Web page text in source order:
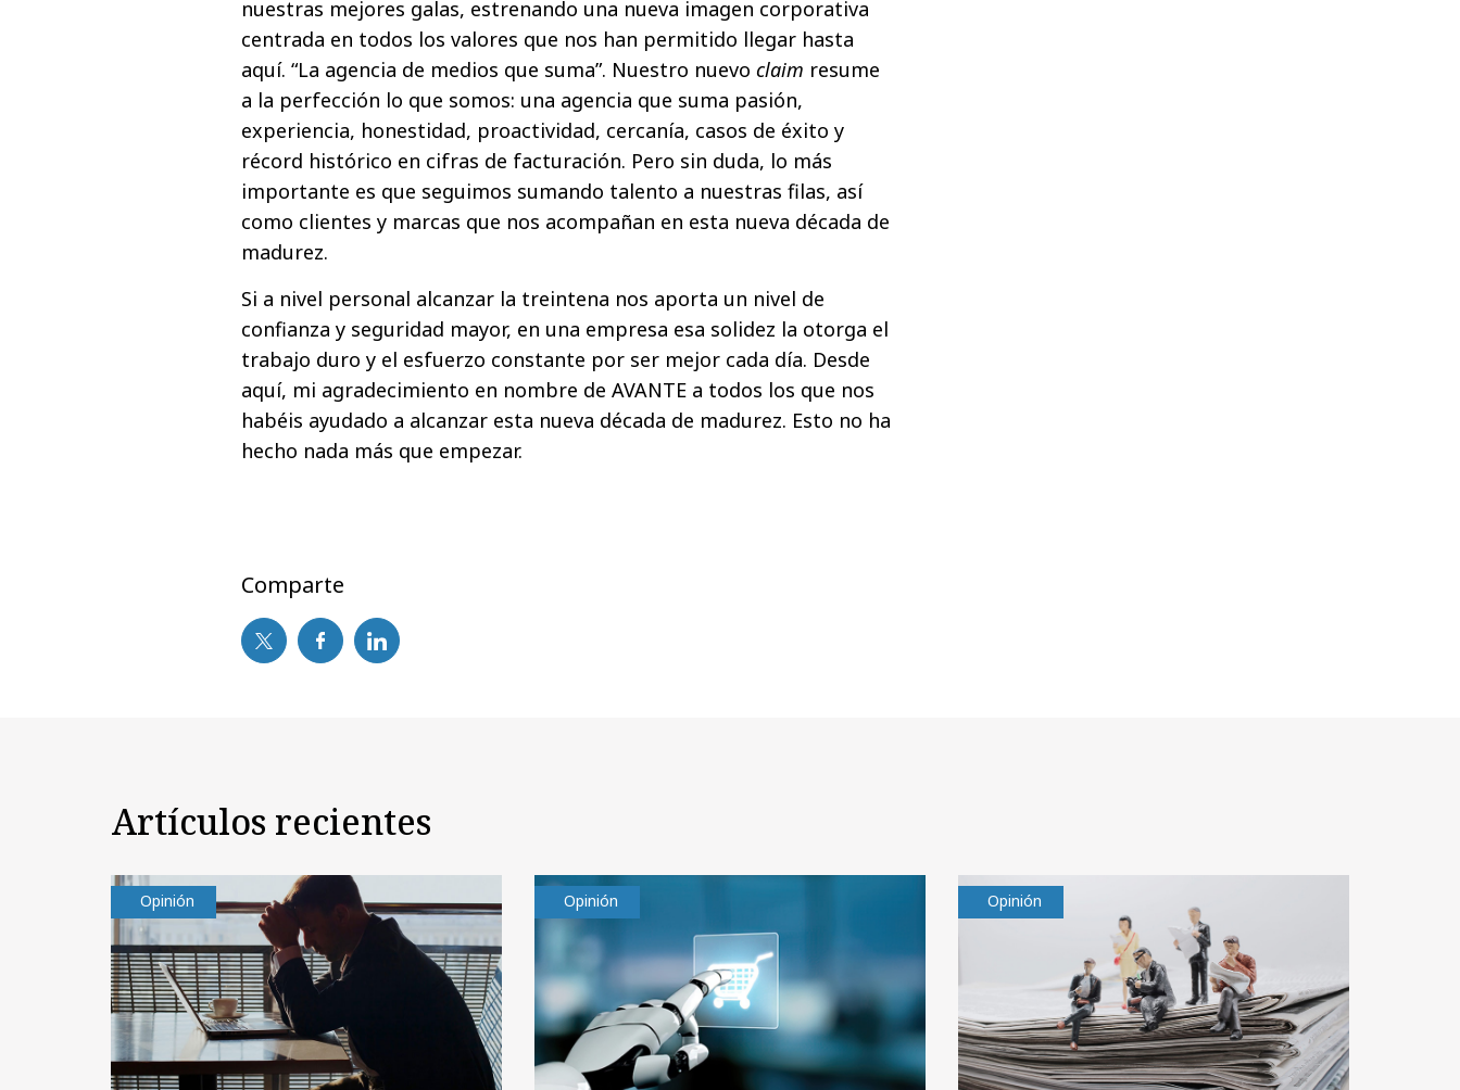
nuestras mejores galas, estrenando una nueva imagen corporativa
centrada en todos los valores que nos han permitido llegar hasta
aquí. “La agencia de medios que suma”. Nuestro nuevo claim resume
a la perfección lo que somos: una agencia que suma pasión,
experiencia, honestidad, proactividad, cercanía, casos de éxito y
récord histórico en cifras de facturación. Pero sin duda, lo más
importante es que seguimos sumando talento a nuestras filas, así
como clientes y marcas que nos acompañan en esta nueva década de
madurez.
Si a nivel personal alcanzar la treintena nos aporta un nivel de
confianza y seguridad mayor, en una empresa esa solidez la otorga el
trabajo duro y el esfuerzo constante por ser mejor cada día. Desde
aquí, mi agradecimiento en nombre de AVANTE a todos los que nos
habéis ayudado a alcanzar esta nueva década de madurez. Esto no ha
hecho nada más que empezar.
Comparte
Artículos recientes
Opinión Opinión Opinión